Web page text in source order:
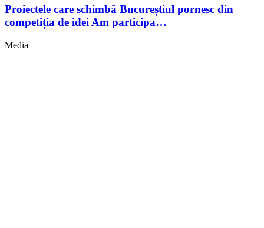
Proiectele care schimbă Bucureștiul pornesc din
competiția de idei Am participa…
Media